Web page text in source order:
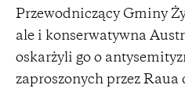
Przewodniczący Gminy
ale i konserwatywna
oskarżyli go o
zaproszonych przez Raua